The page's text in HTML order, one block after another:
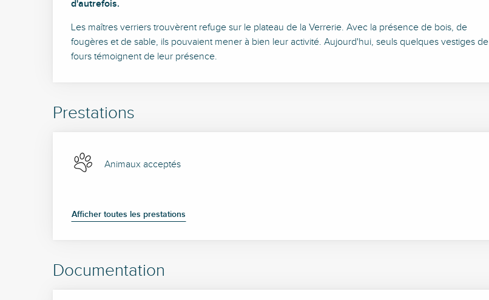
d'autrefois.
Les maîtres verriers trouvèrent refuge sur le plateau de la Verrerie. Avec la présence de bois, de
fougères et de sable, ils pouvaient mener à bien leur activité. Aujourd'hui, seuls quelques vestiges de
fours témoignent de leur présence.
Prestations
Animaux acceptés
Afficher toutes les prestations
Documentation